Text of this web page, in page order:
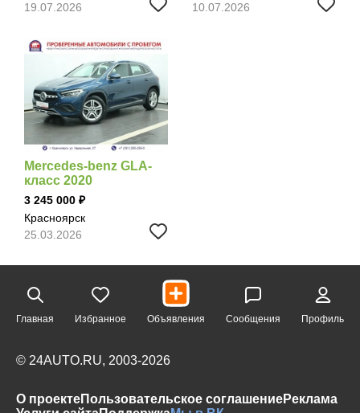
19.07.2026
10.07.2026
Mercedes-benz GLA-
класс 2020
3 245 000
Красноярск
25.03.2026
Главная Избранное Объявления Сообщения Профиль
© 24AUTO.RU, 2003-2026
О проектеПользовательское соглашениеРеклама